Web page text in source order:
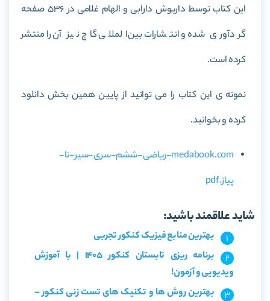
این کتاب توسط داریوش دارابی و الهام غلامی در 536 صفحه
گردآوری شده و انتشارات بین‌المللی گاج نیز آن را منتشر
کرده است.
نمونه ی این کتاب را می توانید از پایین همین بخش دانلود
کرده و بخوانید.
medabook.com-ریاضی-ششم-سری-سیر-تا-
پیاز.pdf
شاید علاقمند باشید:
بهترین منابع فیزیک کنکور تجربی
برنامه ریزی تابستان کنکور 1405 | با آموزش
ویدیویی و آزمون!
بهترین روش ها و تکنیک های تست زنی کنکور –